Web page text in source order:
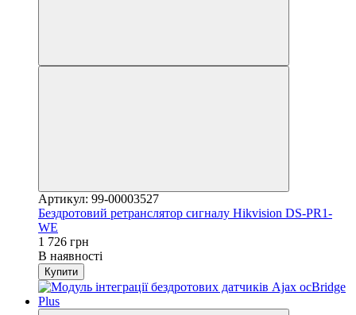
Артикул: 99-00003527
Бездротовий ретранслятор сигналу Hikvision DS-PR1-
WE
1 726 грн
В наявності
Купити